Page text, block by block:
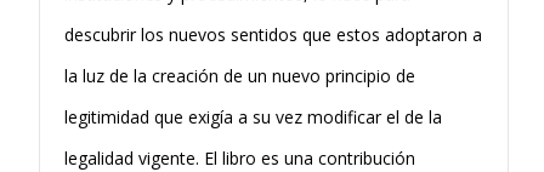
descubrir los nuevos sentidos que estos adoptaron a
la luz de la creación de un nuevo principio de
legitimidad que exigía a su vez modificar el de la
legalidad vigente. El libro es una contribución